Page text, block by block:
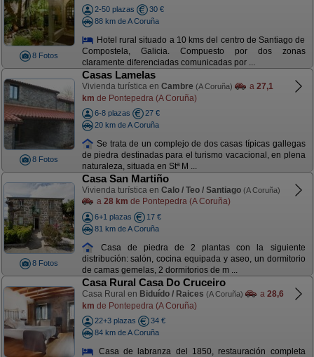
8 Fotos
2-50 plazas
30 €
88 km de A Coruña
Hotel rural situado a 10 kms del centro de Santiago de
Compostela, Galicia. Compuesto por dos zonas
claramente diferenciadas comunicadas por ...
8 Fotos
Casas Lamelas
Vivienda turística en Cambre (A Coruña) a 27,1
km de Pontepedra (A Coruña)
6-8 plazas
27 €
20 km de A Coruña
Se trata de un complejo de dos casas típicas gallegas
de piedra destinadas para el turismo vacacional, en plena
naturaleza, situada en Stª M ...
8 Fotos
Casa San Martiño
Vivienda turística en Calo / Teo / Santiago (A Coruña)
a 28 km de Pontepedra (A Coruña)
6+1 plazas
17 €
81 km de A Coruña
Casa de piedra de 2 plantas con la siguiente
distribución: salón, cocina equipada y aseo, un dormitorio
de camas gemelas, 2 dormitorios de m ...
Casa Rural Casa Do Cruceiro
Casa Rural en Biduído / Raices (A Coruña) a 28,6
km de Pontepedra (A Coruña)
22+3 plazas
34 €
84 km de A Coruña
Casa de labranza del 1850, restauración completa